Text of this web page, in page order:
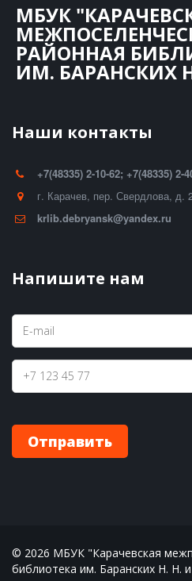
МБУК
РАЙОННАЯ
ИМ. БАРАНСКИХ
Наши контакты
+7(48335) 2-10-62; +7(48335) 2-
г. Карачев, пер. Свердлова, д.
krlib.debryansk@yandex.ru
Напишите нам
Отправить
© 2026 МБУК "Карачевская
библиотека им. Баранских Н. Н.